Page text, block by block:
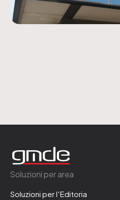
Soluzioni per area
Soluzioni per l'Editoria